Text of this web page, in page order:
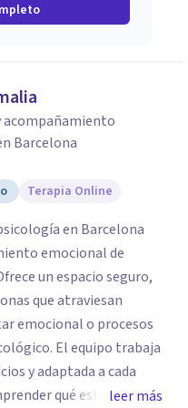
acompañamiento
Barcelona
Terapia Online
en Barcelona
emocional de
un espacio seguro,
que atraviesan
emocional o procesos
trabaja
y adaptada a cada
qué está
leer más